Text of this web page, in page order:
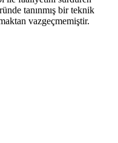
tanınmış bir teknik
vazgeçmemiştir.